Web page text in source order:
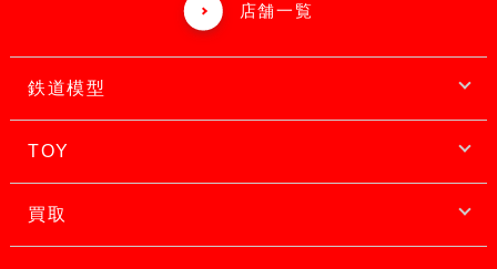
店舗一覧
鉄道模型
TOY
買取